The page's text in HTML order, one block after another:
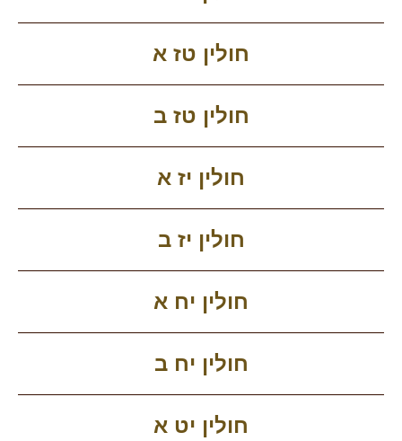
חולין טז א
חולין טז ב
חולין יז א
חולין יז ב
חולין יח א
חולין יח ב
חולין יט א